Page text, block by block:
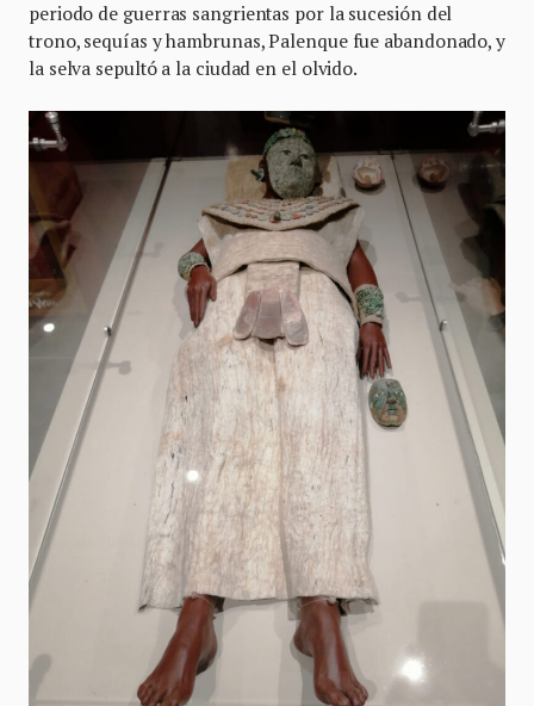
periodo de guerras sangrientas por la sucesión del
trono, sequías y hambrunas, Palenque fue abandonado, y
la selva sepultó a la ciudad en el olvido.